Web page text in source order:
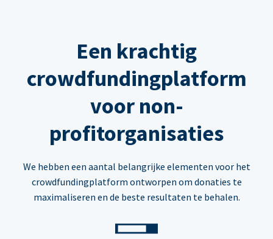
Een krachtig
crowdfundingplatform
voor non-
profitorganisaties
We hebben een aantal belangrijke elementen voor het
crowdfundingplatform ontworpen om donaties te
maximaliseren en de beste resultaten te behalen.